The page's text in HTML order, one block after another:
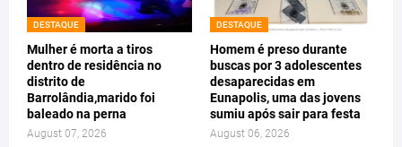
DESTAQUE
Mulher é morta a tiros
dentro de residência no
distrito de
Barrolândia,marido foi
baleado na perna
August 07, 2026
DESTAQUE
Homem é preso durante
buscas por 3 adolescentes
desaparecidas em
Eunapolis, uma das jovens
sumiu após sair para festa
August 06, 2026